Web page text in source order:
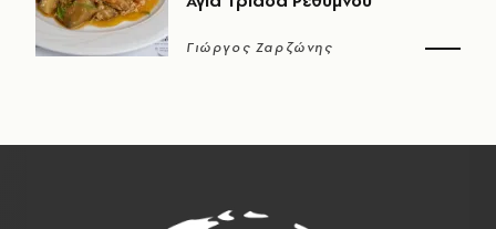
Γιώργος Ζαρζώνης